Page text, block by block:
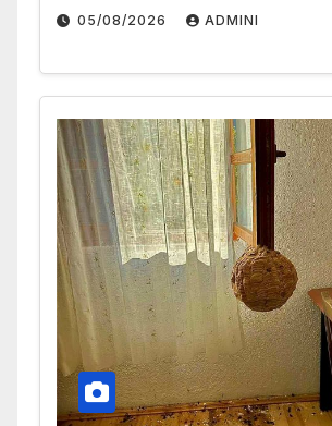
05/08/2026 ADMINI